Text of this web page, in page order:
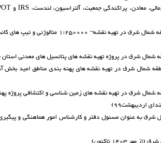
3- همکاری با بخش اکتشاف سازمان زمین شناسی و اکتشافات معدنی،
شمال شرق در تهیه نقشه های پهنه بندی مناطق امید بخش